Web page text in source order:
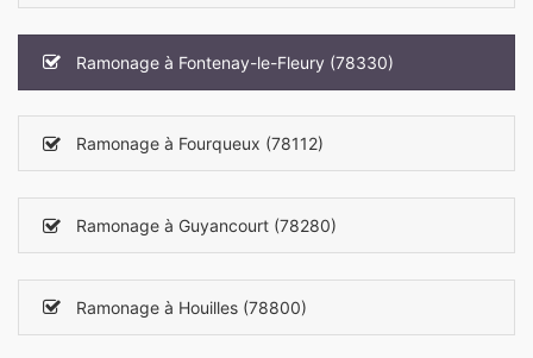
Ramonage à Fontenay-le-Fleury (78330)
Ramonage à Fourqueux (78112)
Ramonage à Guyancourt (78280)
Ramonage à Houilles (78800)